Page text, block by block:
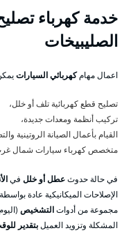
خدمة كهرباء
الصليبيخات
اعمال مهامكهربائي السيارات
تصليح قطع كهربائية تلف أو خلل،
تركيب أنظمة ومعدات جديدة،
القيام بأعمال الصيانة الروتينية
متخصص كهرباء سيارات شمال
في حالة حدوثعطل أو خلل في
الإصلاحات الميكانيكية عادة بواسطة
مجموعة من أدواتالتشخيص
المشكلة وتزويد العميلبتقدير